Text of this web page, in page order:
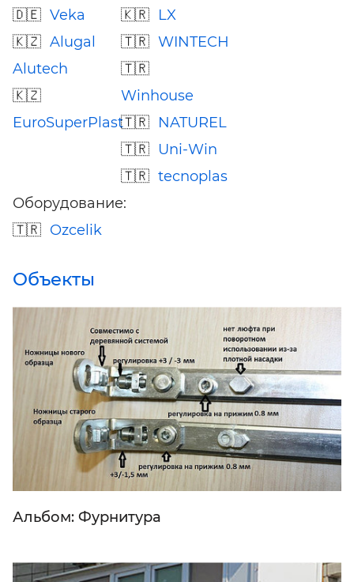
Veka
Alugal
Alutech
EuroSuperPlast
LX
WINTECH
Winhouse
NATUREL
Uni-Win
tecnoplas
Оборудование:
Ozcelik
Объекты
Альбом: Фурнитура